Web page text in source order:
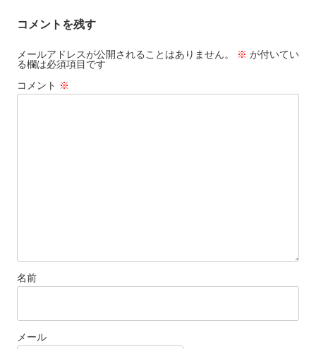
ー
シ
ョ
ン
コメントを残す
メールアドレスが公開されることはありません。 ※ が付いてい
る欄は必須項目です
コメント ※
名前
メール